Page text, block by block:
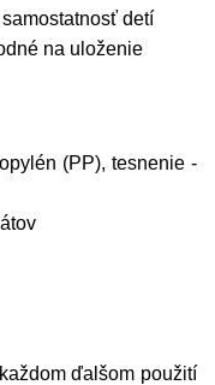
detí
na uloženie
(PP), tesnenie -
ďalšom použití